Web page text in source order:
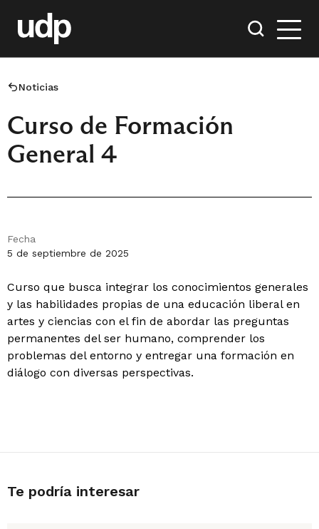
Noticias
Curso de Formación
General 4
Fecha
5 de septiembre de 2025
Curso que busca integrar los conocimientos generales
y las habilidades propias de una educación liberal en
artes y ciencias con el fin de abordar las preguntas
permanentes del ser humano, comprender los
problemas del entorno y entregar una formación en
diálogo con diversas perspectivas.
Te podría interesar